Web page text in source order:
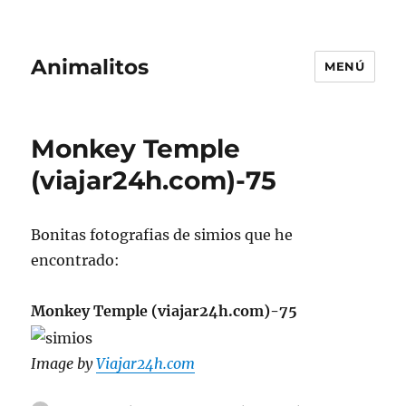
Animalitos MENÚ
Monkey Temple
(viajar24h.com)-75
Bonitas fotografias de simios que he
encontrado:
Monkey Temple (viajar24h.com)-75
Image byViajar24h.com